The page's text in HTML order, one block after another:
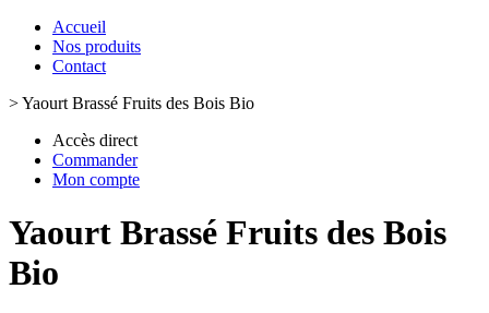
Accueil
Nos produits
Contact
>Yaourt Brassé Fruits des Bois Bio
Accès direct
Commander
Mon compte
Yaourt Brassé Fruits des Bois
Bio